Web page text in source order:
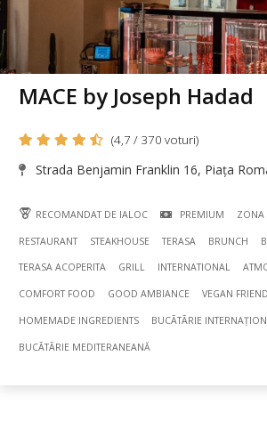
MACE by Joseph Hadad
(4,7 / 370 voturi)
Strada Benjamin Franklin 16, Piața
RECOMANDAT DE IALOC PREMIUM ZONA
RESTAURANT STEAKHOUSE TERASA BRUNCH
TERASA ACOPERITA GRILL INTERNATIONAL
COMFORT FOOD GOOD AMBIANCE VEGAN
HOMEMADE INGREDIENTS BUCÃTÃRIE
BUCÃTÃRIE MEDITERANEANĂ